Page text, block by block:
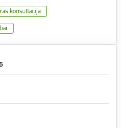
konsultācija